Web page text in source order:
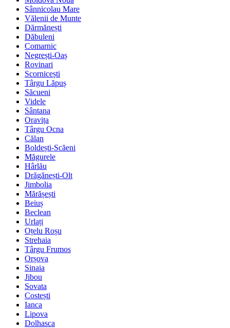
Sânnicolau Mare
Vălenii de Munte
Dărmănești
Dăbuleni
Comarnic
Negrești-Oaș
Rovinari
Scornicești
Târgu Lăpuș
Săcueni
Videle
Sântana
Oravița
Târgu Ocna
Călan
Boldești-Scăeni
Măgurele
Hârlău
Drăgănești-Olt
Jimbolia
Mărășești
Beiuș
Beclean
Urlați
Oțelu Roșu
Strehaia
Târgu Frumos
Orșova
Sinaia
Jibou
Sovata
Costești
Ianca
Lipova
Dolhasca